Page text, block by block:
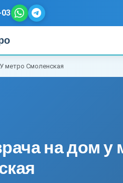
У метро Смоленская
на дом у